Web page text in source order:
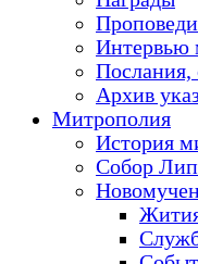
Интервью
Послания,
Архив
Митрополия
История
Собор